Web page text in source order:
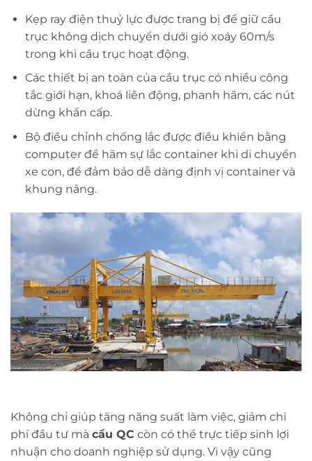
Kẹp ray điện thuỷ lực được trang bị để giữ cầu
trục không dịch chuyển dưới gió xoáy 60m/s
trong khi cầu trục hoạt động.
Các thiết bị an toàn của cầu trục có nhiều công
tắc giới hạn, khoá liên động, phanh hãm, các nút
dừng khẩn cấp.
Bộ điều chỉnh chống lắc được điều khiển bằng
computer để hãm sự lắc container khi di chuyển
xe con, để đảm bảo dễ dàng định vị container và
khung nâng.
Không chỉ giúp tăng năng suất làm việc, giảm chi
phí đầu tư mà cẩu QC còn có thể trực tiếp sinh lợi
nhuận cho doanh nghiệp sử dụng. Vì vậy cũng